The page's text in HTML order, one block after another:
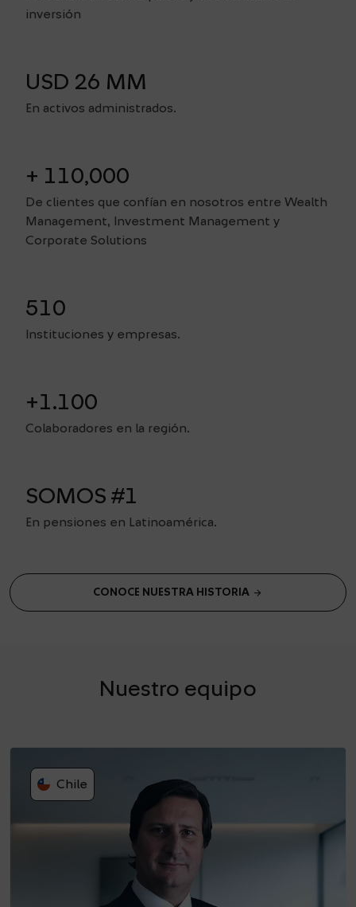
inversión
USD 26 MM
En activos administrados.
+ 110,000
De clientes que confían en nosotros entre Wealth
Management, Investment Management y
Corporate Solutions
510
Instituciones y empresas.
+1.100
Colaboradores en la región.
SOMOS #1
En pensiones en Latinoamérica.
CONOCE NUESTRA HISTORIA arrow_forward
Nuestro equipo
Chile